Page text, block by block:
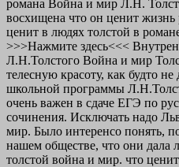
романа Война и мир Л.Н.
восхищена что он ценит
ценит в людях толстой в
>>>Нажмите здесь<<<
Л.Н.Толстого Война и мир
телесную красоту, как будто
школьной программы
очень важен в сдаче ЕГЭ по
сочинения. Исключать надо
мир. Было интеренсо понять,
нашем обществе, что они дала
толстой война и мир. что